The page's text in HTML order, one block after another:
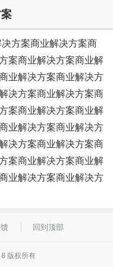
方案商业解决方案商
案商业解决方案商业解
业解决方案商业解决方
决方案商业解决方案商
案商业解决方案商业解
业解决方案商业解决方
决方案商业解决方案商
案商业解决方案商业解
业解决方案商业解决方
回到顶部
版权所有